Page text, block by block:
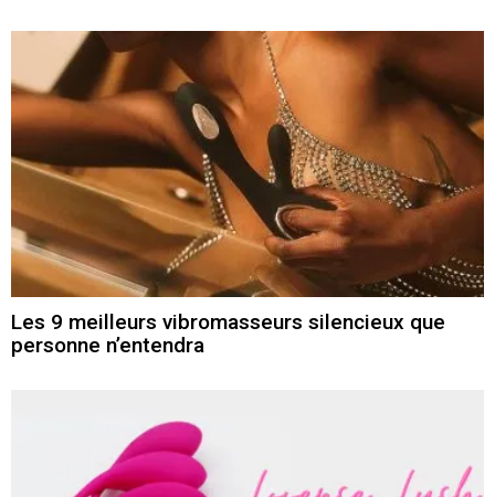
Les 9 meilleurs vibromasseurs silencieux que
personne n’entendra